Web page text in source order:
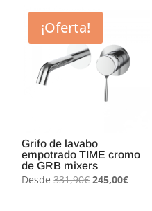
¡Oferta!
Grifo de lavabo
empotrado TIME cromo
de GRB mixers
Desde 331,90€El
245,00€El